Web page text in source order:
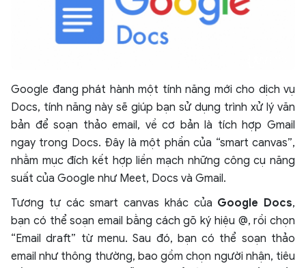
Google đang phát hành một tính năng mới cho dịch vụ
Docs, tính năng này sẽ giúp bạn sử dụng trình xử lý văn
bản để soạn thảo email, về cơ bản là tích hợp Gmail
ngay trong Docs. Đây là một phần của “smart canvas”,
nhằm mục đích kết hợp liền mạch những công cụ năng
suất của Google như Meet, Docs và Gmail.
Tương tự các smart canvas khác của Google Docs,
bạn có thể soạn email bằng cách gõ ký hiệu @, rồi chọn
“Email draft” từ menu. Sau đó, bạn có thể soạn thảo
email như thông thường, bao gồm chọn người nhận, tiêu